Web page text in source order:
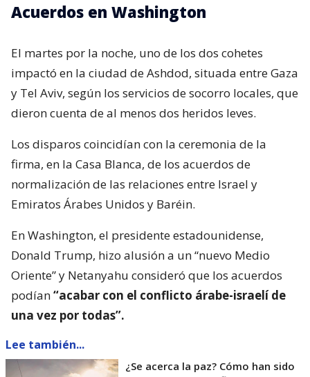
Acuerdos en Washington
El martes por la noche, uno de los dos cohetes
impactó en la ciudad de Ashdod, situada entre Gaza
y Tel Aviv, según los servicios de socorro locales, que
dieron cuenta de al menos dos heridos leves.
Los disparos coincidían con la ceremonia de la
firma, en la Casa Blanca, de los acuerdos de
normalización de las relaciones entre Israel y
Emiratos Árabes Unidos y Baréin.
En Washington, el presidente estadounidense,
Donald Trump, hizo alusión a un “nuevo Medio
Oriente” y Netanyahu consideró que los acuerdos
podían“acabar con el conflicto árabe-israelí de
una vez por todas”.
Lee también...
¿Se acerca la paz? Cómo han sido